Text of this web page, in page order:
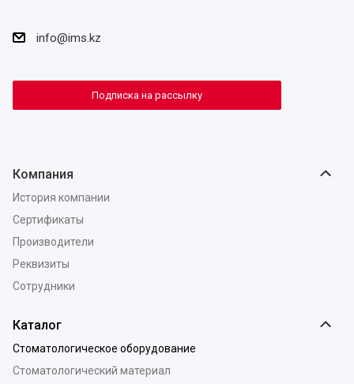
info@ims.kz
Подписка на рассылку
Компания
История компании
Сертификаты
Производители
Реквизиты
Сотрудники
Каталог
Стоматологическое оборудование
Стоматологический материал